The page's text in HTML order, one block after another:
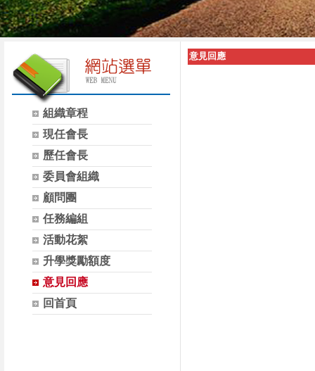
組織章程
現任會長
歷任會長
委員會組織
顧問團
任務編組
活動花絮
升學獎勵額度
意見回應
回首頁
意見回應